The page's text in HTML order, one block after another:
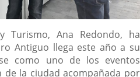
Turismo, Ana Redondo, ha
Antiguo llega este año a su
como uno de los eventos
la ciudad acompañada por